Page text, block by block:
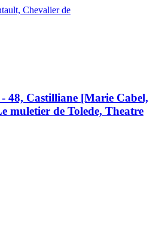
Chevalier de
- 48, Castilliane [Marie Cabel,
muletier de Tolede, Theatre